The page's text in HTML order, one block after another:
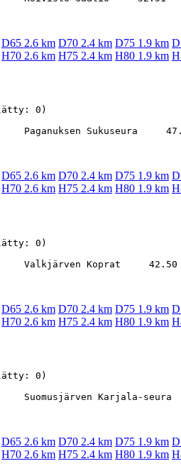
D65 2.6 km D70 2.4 km D75 1.9 km
H70 2.6 km H75 2.4 km H80 1.9 km
0)
D65 2.6 km D70 2.4 km D75 1.9 km
H70 2.6 km H75 2.4 km H80 1.9 km
0)
D65 2.6 km D70 2.4 km D75 1.9 km
H70 2.6 km H75 2.4 km H80 1.9 km
0)
D65 2.6 km D70 2.4 km D75 1.9 km
H70 2.6 km H75 2.4 km H80 1.9 km